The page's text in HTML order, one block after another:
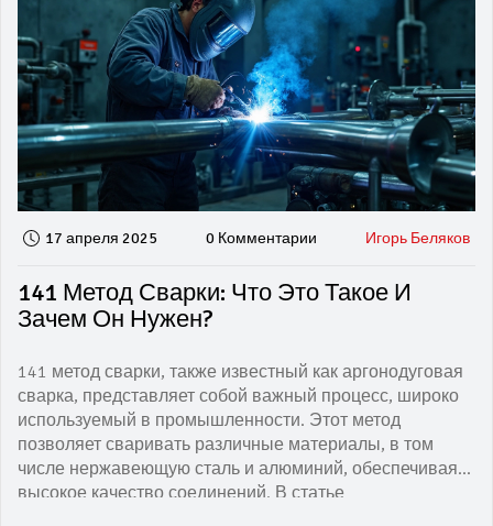
17 апреля 2025 0 Комментарии Игорь Беляков
141 Метод Сварки: Что Это Такое И
Зачем Он Нужен?
141 метод сварки, также известный как аргонодуговая
сварка, представляет собой важный процесс, широко
используемый в промышленности. Этот метод
позволяет сваривать различные материалы, в том
числе нержавеющую сталь и алюминий, обеспечивая
высокое качество соединений. В статье